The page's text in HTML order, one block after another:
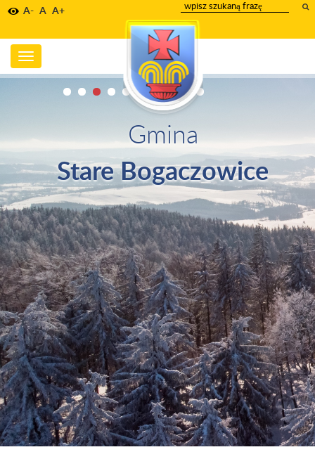
A- A A+
wpisz
szukany
tekst
Toggle
navigation
Gmina
Stare Bogaczowice